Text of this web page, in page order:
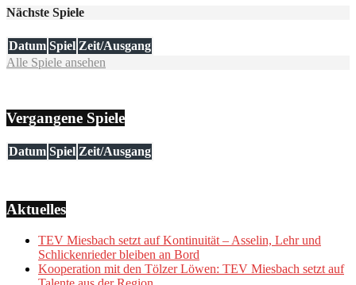
Nächste Spiele
Datum Spiel Zeit/Ausgang
Alle Spiele ansehen
Vergangene Spiele
Datum Spiel Zeit/Ausgang
Aktuelles
TEV Miesbach setzt auf Kontinuität – Asselin, Lehr und
Schlickenrieder bleiben an Bord
Kooperation mit den Tölzer Löwen: TEV Miesbach setzt auf